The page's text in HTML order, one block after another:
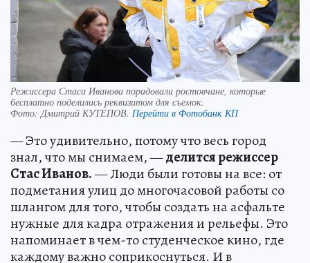
Режиссера Стаса Иванова порадовали ростовчане, которые
бесплатно поделились реквизитом для съемок.
Фото:Дмитрий КУТЕПОВ. Перейти в Фотобанк КП
— Это удивительно, потому что весь город
знал, что мы снимаем, —делится режиссер
Стас Иванов.— Люди были готовы на все: от
подметания улиц до многочасовой работы со
шлангом для того, чтобы создать на асфальте
нужные для кадра отражения и рельефы. Это
напоминает в чем-то студенческое кино, где
каждому важно соприкоснуться. И в